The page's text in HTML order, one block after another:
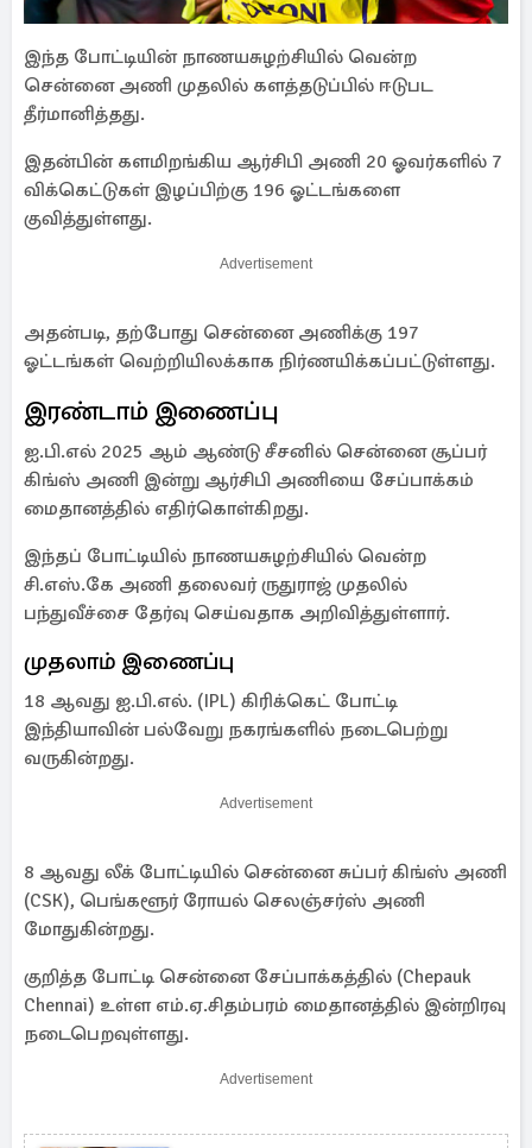
இந்த போட்டியின் நாணயசுழற்சியில் வென்ற
சென்னை அணி முதலில் களத்தடுப்பில் ஈடுபட
தீர்மானித்தது.
இதன்பின் களமிறங்கிய ஆர்சிபி அணி 20 ஓவர்களில் 7
விக்கெட்டுகள் இழப்பிற்கு 196 ஓட்டங்களை
குவித்துள்ளது.
Advertisement
அதன்படி, தற்போது சென்னை அணிக்கு 197
ஓட்டங்கள் வெற்றியிலக்காக நிர்ணயிக்கப்பட்டுள்ளது.
இரண்டாம் இணைப்பு
ஐ.பி.எல் 2025 ஆம் ஆண்டு சீசனில் சென்னை சூப்பர்
கிங்ஸ் அணி இன்று ஆர்சிபி அணியை சேப்பாக்கம்
மைதானத்தில் எதிர்கொள்கிறது.
இந்தப் போட்டியில் நாணயசுழற்சியில் வென்ற
சி.எஸ்.கே அணி தலைவர் ருதுராஜ் முதலில்
பந்துவீச்சை தேர்வு செய்வதாக அறிவித்துள்ளார்.
முதலாம் இணைப்பு
18 ஆவது ஐ.பி.எல். (IPL) கிரிக்கெட் போட்டி
இந்தியாவின் பல்வேறு நகரங்களில் நடைபெற்று
வருகின்றது.
Advertisement
8 ஆவது லீக் போட்டியில் சென்னை சுப்பர் கிங்ஸ் அணி
(CSK), பெங்களூர் ரோயல் செலஞ்சர்ஸ் அணி
மோதுகின்றது.
குறித்த போட்டி சென்னை சேப்பாக்கத்தில் (Chepauk
Chennai) உள்ள எம்.ஏ.சிதம்பரம் மைதானத்தில் இன்றிரவு
நடைபெறவுள்ளது.
Advertisement